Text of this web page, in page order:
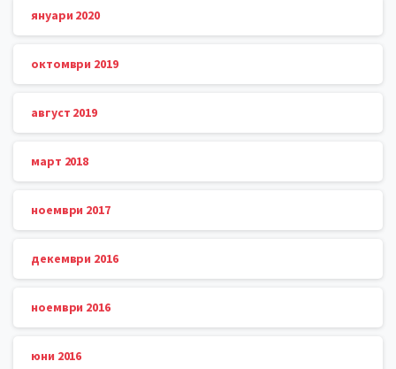
януари 2020
октомври 2019
август 2019
март 2018
ноември 2017
декември 2016
ноември 2016
юни 2016